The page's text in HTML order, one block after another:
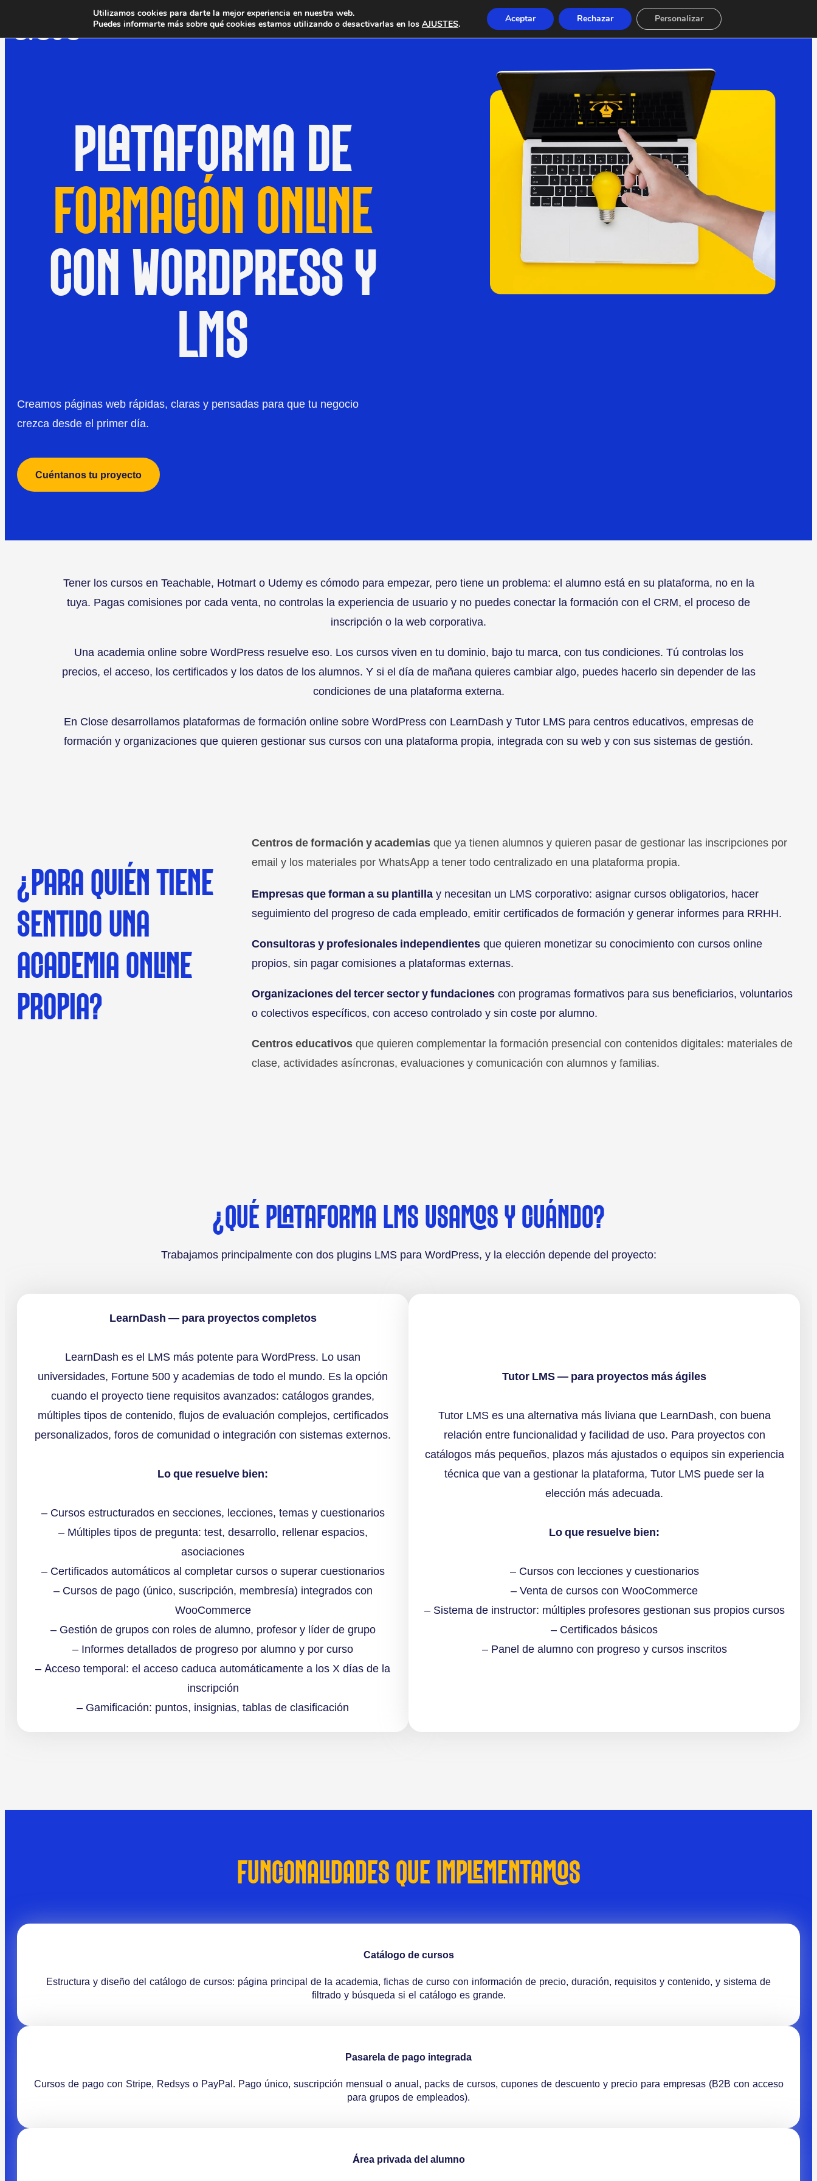
PLATAFORMA DE
FORMACIÓN ONLINE
CON WORDPRESS Y
LMS
Creamos páginas web rápidas, claras y pensadas para que tu negocio
crezca desde el primer día.
Cuéntanos tu proyecto
Tener los cursos en Teachable, Hotmart o Udemy es cómodo para empezar, pero tiene un problema: el alumno está en su plataforma, no en la
tuya. Pagas comisiones por cada venta, no controlas la experiencia de usuario y no puedes conectar la formación con el CRM, el proceso de
inscripción o la web corporativa.
Una academia online sobre WordPress resuelve eso. Los cursos viven en tu dominio, bajo tu marca, con tus condiciones. Tú controlas los
precios, el acceso, los certificados y los datos de los alumnos. Y si el día de mañana quieres cambiar algo, puedes hacerlo sin depender de las
condiciones de una plataforma externa.
En Close desarrollamos plataformas de formación online sobre WordPress con LearnDash y Tutor LMS para centros educativos, empresas de
formación y organizaciones que quieren gestionar sus cursos con una plataforma propia, integrada con su web y con sus sistemas de gestión.
¿PARA QUIÉN TIENE
SENTIDO UNA
ACADEMIA ONLINE
PROPIA?
Centros de formación y academias que ya tienen alumnos y quieren pasar de gestionar las inscripciones por
email y los materiales por WhatsApp a tener todo centralizado en una plataforma propia.
Empresas que forman a su plantilla y necesitan un LMS corporativo: asignar cursos obligatorios, hacer
seguimiento del progreso de cada empleado, emitir certificados de formación y generar informes para RRHH.
Consultoras y profesionales independientes que quieren monetizar su conocimiento con cursos online
propios, sin pagar comisiones a plataformas externas.
Organizaciones del tercer sector y fundaciones con programas formativos para sus beneficiarios, voluntarios
o colectivos específicos, con acceso controlado y sin coste por alumno.
Centros educativos que quieren complementar la formación presencial con contenidos digitales: materiales de
clase, actividades asíncronas, evaluaciones y comunicación con alumnos y familias.
¿QUÉ PLATAFORMA LMS USAMOS Y CUÁNDO?
Trabajamos principalmente con dos plugins LMS para WordPress, y la elección depende del proyecto:
LearnDash — para proyectos completos
LearnDash es el LMS más potente para WordPress. Lo usan
universidades, Fortune 500 y academias de todo el mundo. Es la opción
cuando el proyecto tiene requisitos avanzados: catálogos grandes,
múltiples tipos de contenido, flujos de evaluación complejos, certificados
personalizados, foros de comunidad o integración con sistemas externos.
Lo que resuelve bien:
– Cursos estructurados en secciones, lecciones, temas y cuestionarios
– Múltiples tipos de pregunta: test, desarrollo, rellenar espacios,
asociaciones
– Certificados automáticos al completar cursos o superar cuestionarios
– Cursos de pago (único, suscripción, membresía) integrados con
WooCommerce
– Gestión de grupos con roles de alumno, profesor y líder de grupo
– Informes detallados de progreso por alumno y por curso
– Acceso temporal: el acceso caduca automáticamente a los X días de la
inscripción
– Gamificación: puntos, insignias, tablas de clasificación
Tutor LMS — para proyectos más ágiles
Tutor LMS es una alternativa más liviana que LearnDash, con buena
relación entre funcionalidad y facilidad de uso. Para proyectos con
catálogos más pequeños, plazos más ajustados o equipos sin experiencia
técnica que van a gestionar la plataforma, Tutor LMS puede ser la
elección más adecuada.
Lo que resuelve bien:
– Cursos con lecciones y cuestionarios
– Venta de cursos con WooCommerce
– Sistema de instructor: múltiples profesores gestionan sus propios cursos
– Certificados básicos
– Panel de alumno con progreso y cursos inscritos
FUNCIONALIDADES QUE IMPLEMENTAMOS
Catálogo de cursos
Estructura y diseño del catálogo de cursos: página principal de la academia, fichas de curso con información de precio, duración, requisitos y contenido, y sistema de
filtrado y búsqueda si el catálogo es grande.
Pasarela de pago integrada
Cursos de pago con Stripe, Redsys o PayPal. Pago único, suscripción mensual o anual, packs de cursos, cupones de descuento y precio para empresas (B2B con acceso
para grupos de empleados).
Área privada del alumno
Utilizamos cookies para darte la mejor experiencia en nuestra web.
Puedes informarte más sobre qué cookies estamos utilizando o desactivarlas en los AJUSTES. Aceptar Rechazar Personalizar